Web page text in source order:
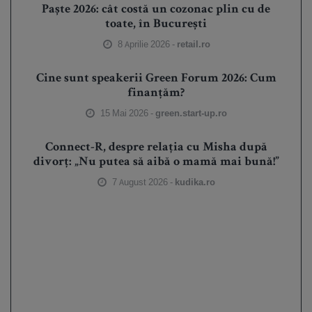
Paște 2026: cât costă un cozonac plin cu de
toate, în București
8 Aprilie 2026 - retail.ro
Cine sunt speakerii Green Forum 2026: Cum
finanțăm?
15 Mai 2026 - green.start-up.ro
Connect-R, despre relația cu Misha după
divorț: „Nu putea să aibă o mamă mai bună!”
7 August 2026 - kudika.ro